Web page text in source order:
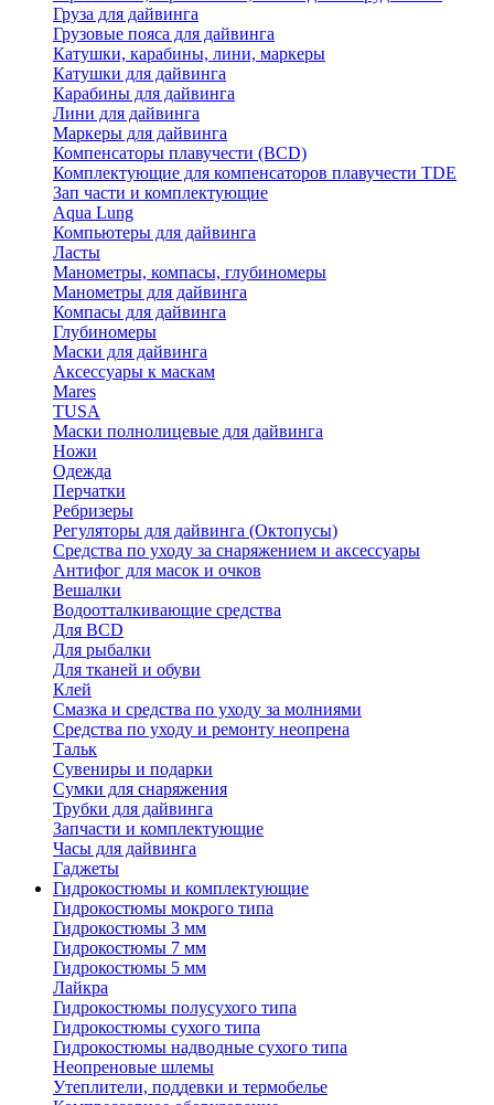
Груза для дайвинга
Грузовые пояса для дайвинга
Катушки, карабины, лини, маркеры
Катушки для дайвинга
Карабины для дайвинга
Лини для дайвинга
Маркеры для дайвинга
Компенсаторы плавучести (BCD)
Комплектующие для компенсаторов плавучести TDE
Зап части и комплектующие
Aqua Lung
Компьютеры для дайвинга
Ласты
Манометры, компасы, глубиномеры
Манометры для дайвинга
Компасы для дайвинга
Глубиномеры
Маски для дайвинга
Аксессуары к маскам
Mares
TUSA
Маски полнолицевые для дайвинга
Ножи
Одежда
Перчатки
Ребризеры
Регуляторы для дайвинга (Октопусы)
Средства по уходу за снаряжением и аксессуары
Антифог для масок и очков
Вешалки
Водоотталкивающие средства
Для BCD
Для рыбалки
Для тканей и обуви
Клей
Смазка и средства по уходу за молниями
Средства по уходу и ремонту неопрена
Тальк
Сувениры и подарки
Сумки для снаряжения
Трубки для дайвинга
Запчасти и комплектующие
Часы для дайвинга
Гаджеты
Гидрокостюмы и комплектующие
Гидрокостюмы мокрого типа
Гидрокостюмы 3 мм
Гидрокостюмы 7 мм
Гидрокостюмы 5 мм
Лайкра
Гидрокостюмы полусухого типа
Гидрокостюмы сухого типа
Гидрокостюмы надводные сухого типа
Неопреновые шлемы
Утеплители, поддевки и термобелье